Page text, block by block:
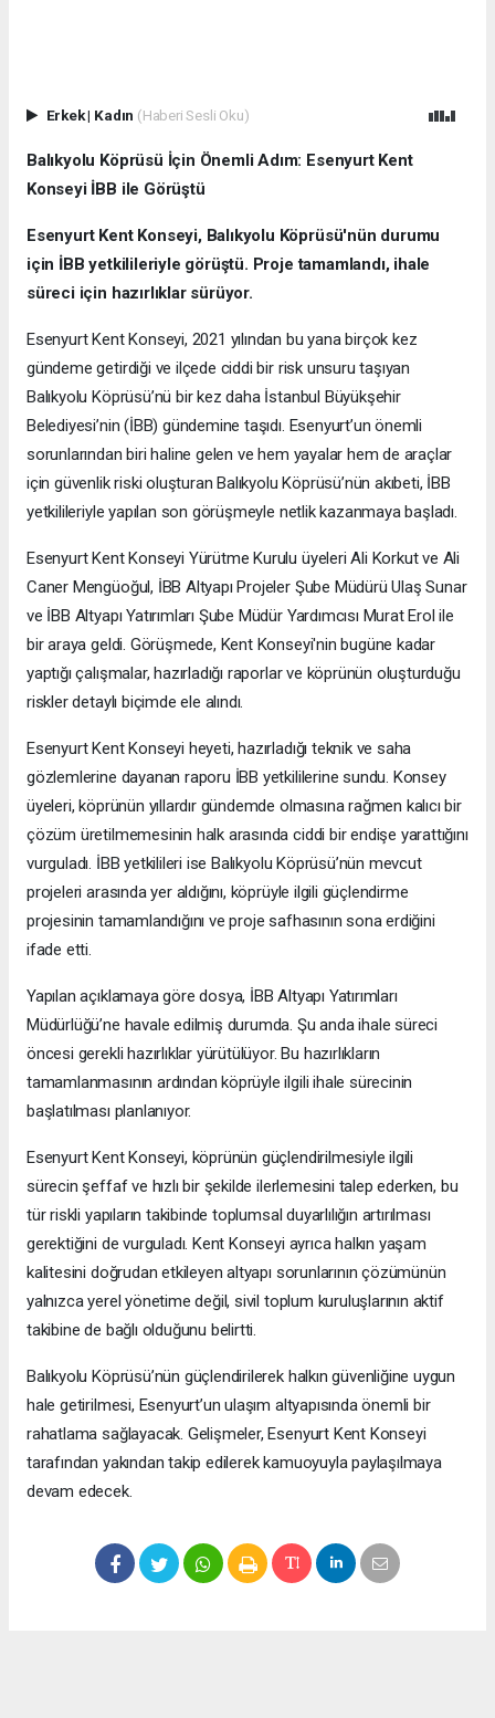
Erkek| Kadın (Haberi Sesli Oku)
Balıkyolu Köprüsü İçin Önemli Adım: Esenyurt Kent
Konseyi İBB ile Görüştü
Esenyurt Kent Konseyi, Balıkyolu Köprüsü'nün durumu
için İBB yetkilileriyle görüştü. Proje tamamlandı, ihale
süreci için hazırlıklar sürüyor.
Esenyurt Kent Konseyi, 2021 yılından bu yana birçok kez
gündeme getirdiği ve ilçede ciddi bir risk unsuru taşıyan
Balıkyolu Köprüsü’nü bir kez daha İstanbul Büyükşehir
Belediyesi’nin (İBB) gündemine taşıdı. Esenyurt’un önemli
sorunlarından biri haline gelen ve hem yayalar hem de araçlar
için güvenlik riski oluşturan Balıkyolu Köprüsü’nün akıbeti, İBB
yetkilileriyle yapılan son görüşmeyle netlik kazanmaya başladı.
Esenyurt Kent Konseyi Yürütme Kurulu üyeleri Ali Korkut ve Ali
Caner Mengüoğul, İBB Altyapı Projeler Şube Müdürü Ulaş Sunar
ve İBB Altyapı Yatırımları Şube Müdür Yardımcısı Murat Erol ile
bir araya geldi. Görüşmede, Kent Konseyi'nin bugüne kadar
yaptığı çalışmalar, hazırladığı raporlar ve köprünün oluşturduğu
riskler detaylı biçimde ele alındı.
Esenyurt Kent Konseyi heyeti, hazırladığı teknik ve saha
gözlemlerine dayanan raporu İBB yetkililerine sundu. Konsey
üyeleri, köprünün yıllardır gündemde olmasına rağmen kalıcı bir
çözüm üretilmemesinin halk arasında ciddi bir endişe yarattığını
vurguladı. İBB yetkilileri ise Balıkyolu Köprüsü’nün mevcut
projeleri arasında yer aldığını, köprüyle ilgili güçlendirme
projesinin tamamlandığını ve proje safhasının sona erdiğini
ifade etti.
Yapılan açıklamaya göre dosya, İBB Altyapı Yatırımları
Müdürlüğü’ne havale edilmiş durumda. Şu anda ihale süreci
öncesi gerekli hazırlıklar yürütülüyor. Bu hazırlıkların
tamamlanmasının ardından köprüyle ilgili ihale sürecinin
başlatılması planlanıyor.
Esenyurt Kent Konseyi, köprünün güçlendirilmesiyle ilgili
sürecin şeffaf ve hızlı bir şekilde ilerlemesini talep ederken, bu
tür riskli yapıların takibinde toplumsal duyarlılığın artırılması
gerektiğini de vurguladı. Kent Konseyi ayrıca halkın yaşam
kalitesini doğrudan etkileyen altyapı sorunlarının çözümünün
yalnızca yerel yönetime değil, sivil toplum kuruluşlarının aktif
takibine de bağlı olduğunu belirtti.
Balıkyolu Köprüsü’nün güçlendirilerek halkın güvenliğine uygun
hale getirilmesi, Esenyurt’un ulaşım altyapısında önemli bir
rahatlama sağlayacak. Gelişmeler, Esenyurt Kent Konseyi
tarafından yakından takip edilerek kamuoyuyla paylaşılmaya
devam edecek.